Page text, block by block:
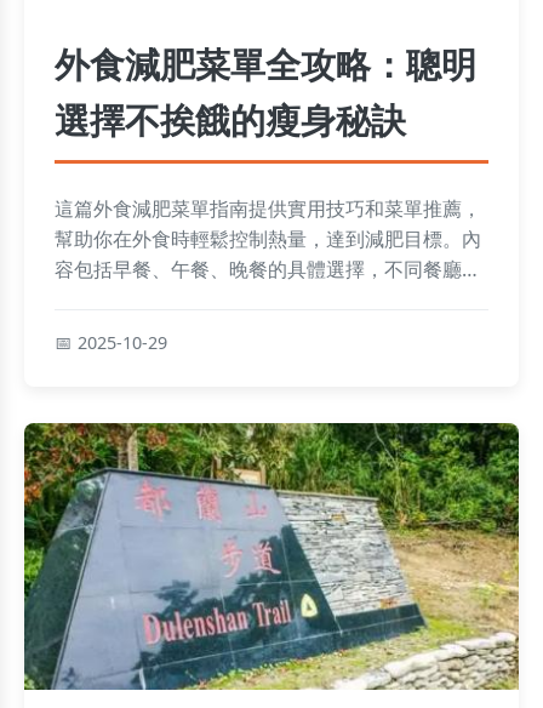
外食減肥菜單全攻略：聰明
選擇不挨餓的瘦身秘訣
這篇外食減肥菜單指南提供實用技巧和菜單推薦，
幫助你在外食時輕鬆控制熱量，達到減肥目標。內
容包括早餐、午餐、晚餐的具體選擇，不同餐廳類
2025-10-29